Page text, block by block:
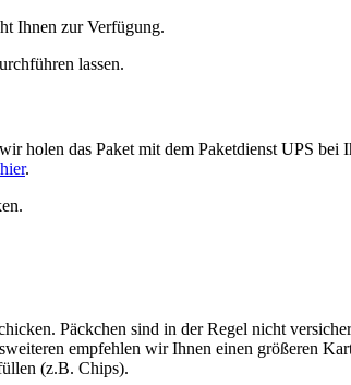
Ihnen zur Verfügung.
lassen.
holen das Paket mit dem Paketdienst UPS bei
hier.
Päckchen sind in der Regel nicht
empfehlen wir Ihnen einen größeren
(z.B. Chips).